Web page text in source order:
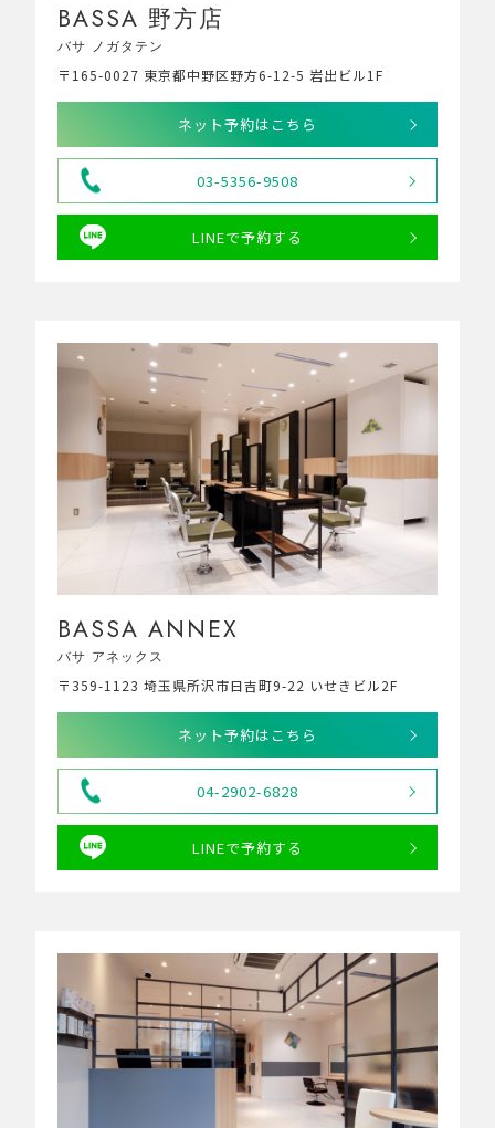
BASSA 野方店
バサ ノガタテン
〒165-0027 東京都中野区野方6-12-5 岩出ビル1F
ネット予約はこちら
03-5356-9508
LINEで予約する
BASSA ANNEX
バサ アネックス
〒359-1123 埼玉県所沢市日吉町9-22 いせきビル2F
ネット予約はこちら
04-2902-6828
LINEで予約する